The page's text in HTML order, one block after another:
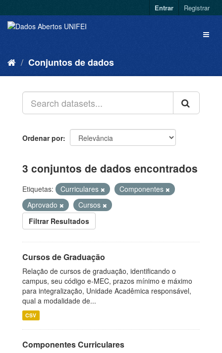
Entrar Registrar
Conjuntos de dados
Ordenar por
3 conjuntos de dados encontrados
Etiquetas: Curriculares
Componentes
Aprovado
Cursos
Filtrar Resultados
Cursos de Graduação
Relação de cursos de graduação, identificando o
campus, seu código e-MEC, prazos mínimo e máximo
para integralização, Unidade Acadêmica responsável,
qual a modalidade de...
CSV
Componentes Curriculares